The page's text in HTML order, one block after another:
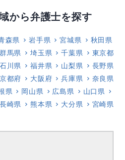
から弁護士を探す
森県 岩手県 宮城県 秋田県
群馬県 埼玉県 千葉県 東京都
石川県 福井県 山梨県 長野県
京都府 大阪府 兵庫県 奈良県
県 岡山県 広島県 山口県
長崎県 熊本県 大分県 宮崎県